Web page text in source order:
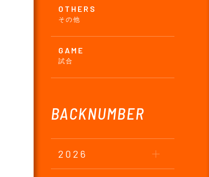
OTHERS
その他
GAME
試合
BACKNUMBER
2026